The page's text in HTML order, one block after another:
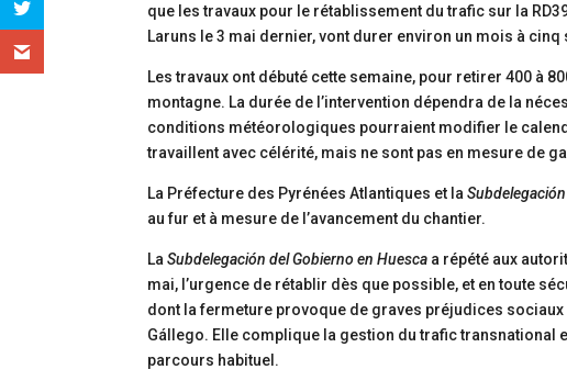
que les travaux pour le rétablissement du trafic sur la
Laruns le 3 mai dernier, vont durer environ un mois à cinq
Les travaux ont débuté cette semaine, pour retirer 400 à
montagne. La durée de l’intervention dépendra de la
conditions météorologiques pourraient modifier le
travaillent avec célérité, mais ne sont pas en mesure de
La Préfecture des Pyrénées Atlantiques et la
au fur et à mesure de l’avancement du chantier.
LaSubdelegación del Gobierno en Huesca a répété aux
mai, l’urgence de rétablir dès que possible, et en toute
dont la fermeture provoque de graves préjudices
Gállego. Elle complique la gestion du trafic transnational
parcours habituel.